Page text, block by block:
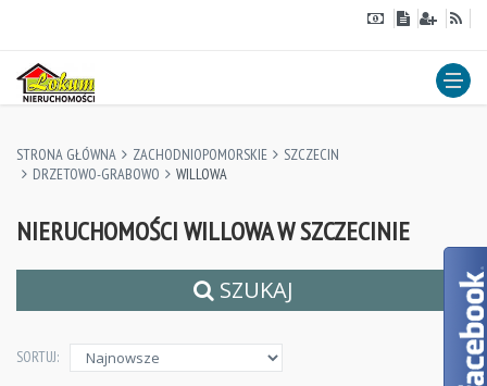
STRONA GŁÓWNA ZACHODNIOPOMORSKIE
SZCZECIN
DRZETOWO-GRABOWO
WILLOWA
NIERUCHOMOŚCI WILLOWA W SZCZECINIE
SZUKAJ
SORTUJ: